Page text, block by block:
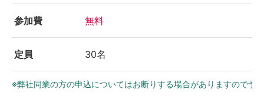
参加費 無料
定員 30名
※弊社同業の方の申込についてはお断りする場合がありますので予